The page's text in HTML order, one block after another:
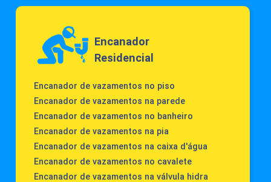
Encanador
Residencial
Encanador de vazamentos no piso
Encanador de vazamentos na parede
Encanador de vazamentos no banheiro
Encanador de vazamentos na pia
Encanador de vazamentos na caixa d'água
Encanador de vazamentos no cavalete
Encanador de vazamentos na válvula hidra